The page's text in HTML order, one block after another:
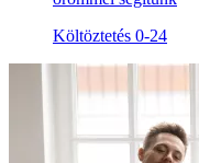
Költöztetés 0-24